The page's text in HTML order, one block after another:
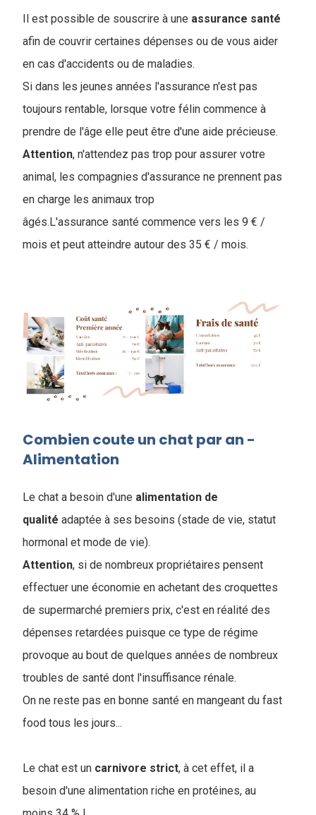
Il est possible de souscrire à une assurance santé
afin de couvrir certaines dépenses ou de vous aider
en cas d'accidents ou de maladies.
Si dans les jeunes années l'assurance n'est pas
toujours rentable, lorsque votre félin commence à
prendre de l'âge elle peut être d'une aide précieuse.
Attention, n'attendez pas trop pour assurer votre
animal, les compagnies d'assurance ne prennent pas
en charge les animaux trop
âgés.L'assurance santé commence vers les 9 € /
mois et peut atteindre autour des 35 € / mois.
Combien coute un chat par an -
Alimentation
Le chat a besoin d'une alimentation de
qualité adaptée à ses besoins (stade de vie, statut
hormonal et mode de vie).
Attention, si de nombreux propriétaires pensent
effectuer une économie en achetant des croquettes
de supermarché premiers prix, c'est en réalité des
dépenses retardées puisque ce type de régime
provoque au bout de quelques années de nombreux
troubles de santé dont l'insuffisance rénale.
On ne reste pas en bonne santé en mangeant du fast
food tous les jours...
Le chat est un carnivore strict, à cet effet, il a
besoin d'une alimentation riche en protéines, au